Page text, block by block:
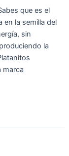
que es el
en la semilla del
sin
la
marca